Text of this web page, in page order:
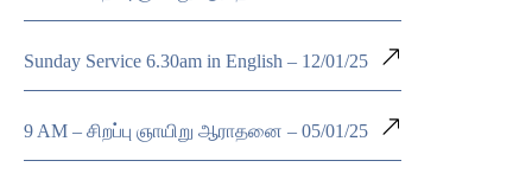
Sunday Service 6.30am in English – 12/01/25
9 AM – சிறப்பு ஞாயிறு ஆராதனை – 05/01/25